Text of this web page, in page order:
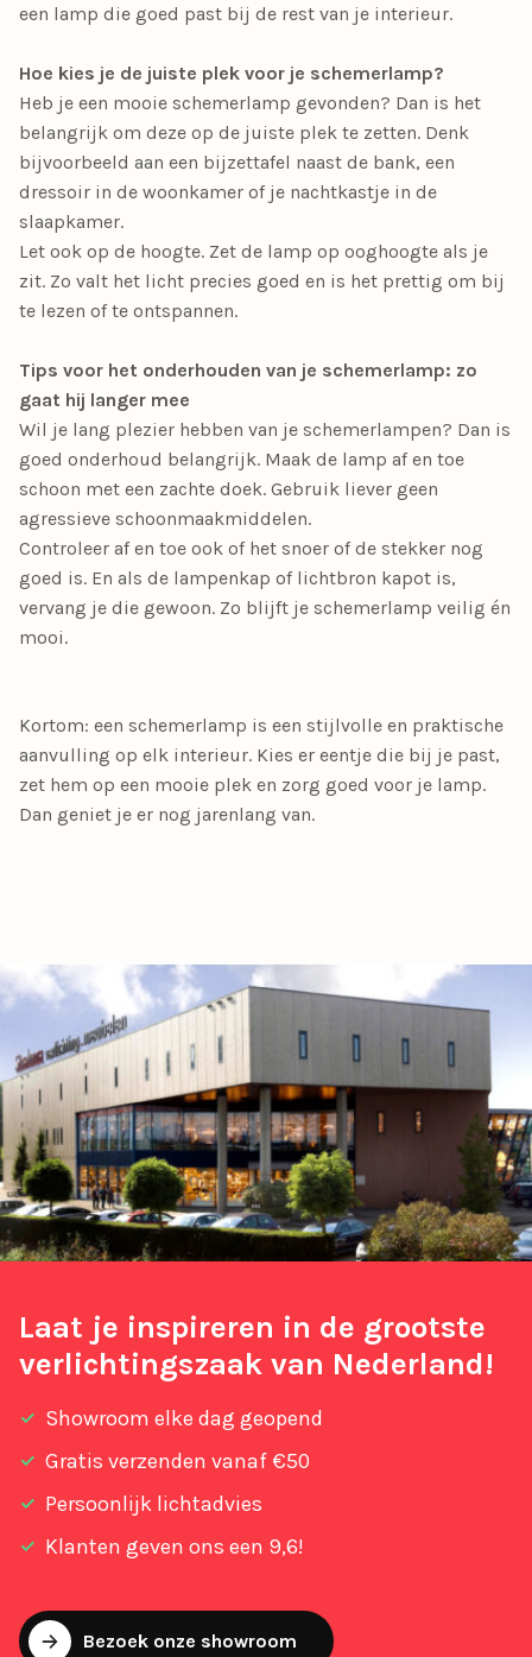
een lamp die goed past bij de rest van je interieur.
Hoe kies je de juiste plek voor je schemerlamp?
Heb je een mooie schemerlamp gevonden? Dan is het
belangrijk om deze op de juiste plek te zetten. Denk
bijvoorbeeld aan een bijzettafel naast de bank, een
dressoir in de woonkamer of je nachtkastje in de
slaapkamer.
Let ook op de hoogte. Zet de lamp op ooghoogte als je
zit. Zo valt het licht precies goed en is het prettig om bij
te lezen of te ontspannen.
Tips voor het onderhouden van je schemerlamp: zo
gaat hij langer mee
Wil je lang plezier hebben van je schemerlampen? Dan is
goed onderhoud belangrijk. Maak de lamp af en toe
schoon met een zachte doek. Gebruik liever geen
agressieve schoonmaakmiddelen.
Controleer af en toe ook of het snoer of de stekker nog
goed is. En als de lampenkap of lichtbron kapot is,
vervang je die gewoon. Zo blijft je schemerlamp veilig én
mooi.
Kortom: een schemerlamp is een stijlvolle en praktische
aanvulling op elk interieur. Kies er eentje die bij je past,
zet hem op een mooie plek en zorg goed voor je lamp.
Dan geniet je er nog jarenlang van.
Laat je inspireren in de grootste
verlichtingszaak van Nederland!
Showroom elke dag geopend
Gratis verzenden vanaf €50
Persoonlijk lichtadvies
Klanten geven ons een 9,6!
Bezoek onze showroom